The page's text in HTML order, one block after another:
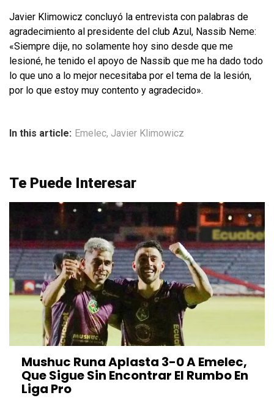
Javier Klimowicz concluyó la entrevista con palabras de
agradecimiento al presidente del club Azul, Nassib Neme:
«Siempre dije, no solamente hoy sino desde que me
lesioné, he tenido el apoyo de Nassib que me ha dado todo
lo que uno a lo mejor necesitaba por el tema de la lesión,
por lo que estoy muy contento y agradecido».
In this article: Emelec, Javier Klimowicz
Te Puede Interesar
Mushuc Runa Aplasta 3-0 A Emelec,
Que Sigue Sin Encontrar El Rumbo En
Liga Pro